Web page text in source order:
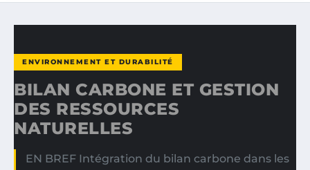
ENVIRONNEMENT ET DURABILITÉ
BILAN CARBONE ET GESTION
DES RESSOURCES
NATURELLES
EN BREF Intégration du bilan carbone dans les